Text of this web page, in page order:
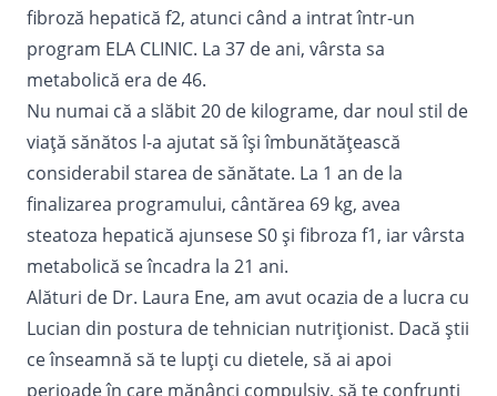
fibroză hepatică f2, atunci când a intrat într-un
program ELA CLINIC. La 37 de ani, vârsta sa
metabolică era de 46.
Nu numai că a slăbit 20 de kilograme, dar noul stil de
viață sănătos l-a ajutat să își îmbunătățească
considerabil starea de sănătate. La 1 an de la
finalizarea programului, cântărea 69 kg, avea
steatoza hepatică ajunsese S0 și fibroza f1, iar vârsta
metabolică se încadra la 21 ani.
Alături de Dr. Laura Ene, am avut ocazia de a lucra cu
Lucian din postura de tehnician nutriționist. Dacă știi
ce înseamnă să te lupți cu dietele, să ai apoi
perioade în care mănânci compulsiv, să te confrunți